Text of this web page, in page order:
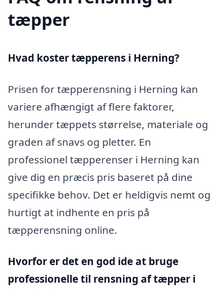
tæpper
Hvad koster tæpperens i Herning?
Prisen for tæpperensning i Herning kan
variere afhængigt af flere faktorer,
herunder tæppets størrelse, materiale og
graden af snavs og pletter. En
professionel tæpperenser i Herning kan
give dig en præcis pris baseret på dine
specifikke behov. Det er heldigvis nemt og
hurtigt at indhente en pris på
tæpperensning online.
Hvorfor er det en god ide at bruge
professionelle til rensning af tæpper i